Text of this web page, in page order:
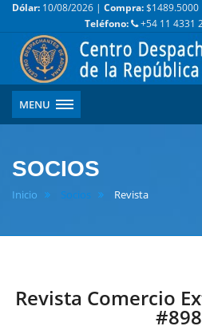
Dólar: 10/08/2026 | Compra:$1489.5000
Teléfono:
+54 11 4331
MENU
SOCIOS
Inicio Socios Revista
Revista Comercio
#898